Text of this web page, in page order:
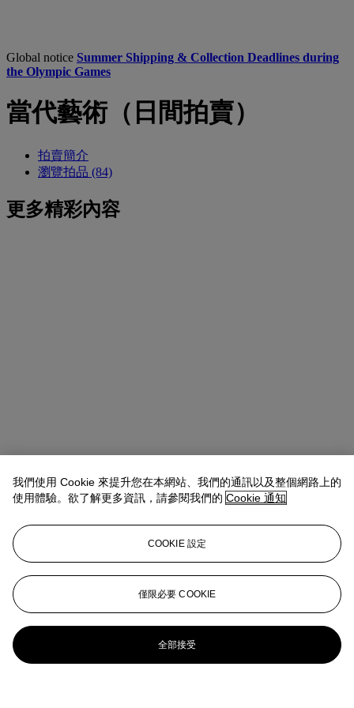
Global notice Summer Shipping & Collection Deadlines during
the Olympic Games
當代藝術（日間拍賣）
拍賣簡介
瀏覽拍品 (84)
更多精彩內容
我們使用 Cookie 來提升您在本網站、我們的通訊以及整個網路上的
使用體驗。欲了解更多資訊，請參閱我們的 Cookie 通知
COOKIE 設定
僅限必要 COOKIE
全部接受